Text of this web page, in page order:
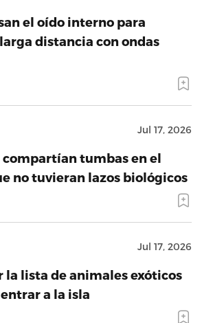
el oído interno para
distancia con ondas
Jul 17, 2026
compartían tumbas en el
no tuvieran lazos biológicos
Jul 17, 2026
la lista de animales exóticos
a la isla